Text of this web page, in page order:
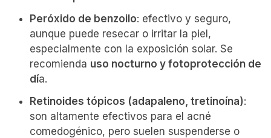
Peróxido de benzoilo: efectivo y seguro,
aunque puede resecar o irritar la piel,
especialmente con la exposición solar. Se
recomienda uso nocturno y fotoprotección de
día.
Retinoides tópicos (adapaleno, tretinoína):
son altamente efectivos para el acné
comedogénico, pero suelen suspenderse o